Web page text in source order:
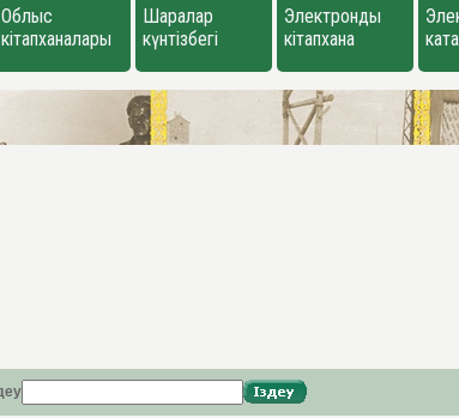
Облыс
кітапханалары
Шаралар
күнтізбегі
Электронды
кітапхана